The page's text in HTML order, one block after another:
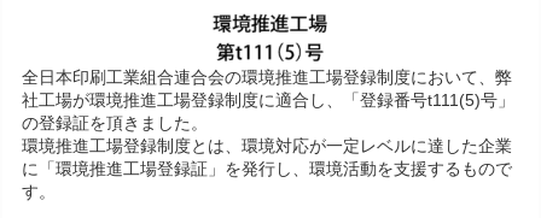
全日本印刷工業組合連合会の環境推進工場登録制度において、弊
社工場が環境推進工場登録制度に適合し、「登録番号t111(5)号」
の登録証を頂きました。
環境推進工場登録制度とは、環境対応が一定レベルに達した企業
に「環境推進工場登録証」を発行し、環境活動を支援するもので
す。